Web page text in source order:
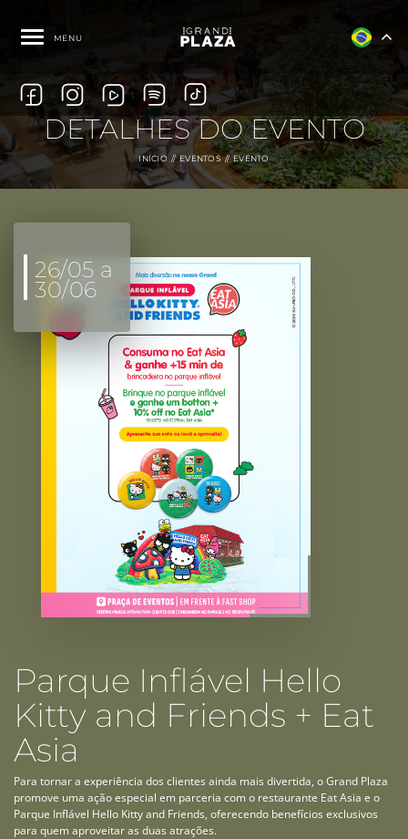
MENU
DETALHES DO EVENTO
INÍCIO EVENTOS EVENTO
26/05 a
30/06
Parque Inflável Hello
Kitty and Friends + Eat
Asia
Para tornar a experiência dos clientes ainda mais divertida, o Grand Plaza
promove uma ação especial em parceria com o restaurante Eat Asia e o
Parque Inflável Hello Kitty and Friends, oferecendo benefícios exclusivos
para quem aproveitar as duas atrações.